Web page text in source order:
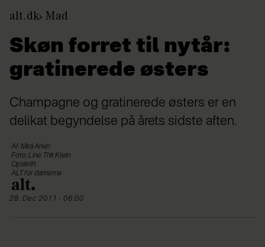
alt.dk Mad
Skøn forret til nytår:
gratinerede østers
Champagne og gratinerede østers er en
delikat begyndelse på årets sidste aften.
Af: Mira Arkin
Foto: Line Thit Klein
Opskrift
ALT for damerne
28. Dec 2011 - 06:00